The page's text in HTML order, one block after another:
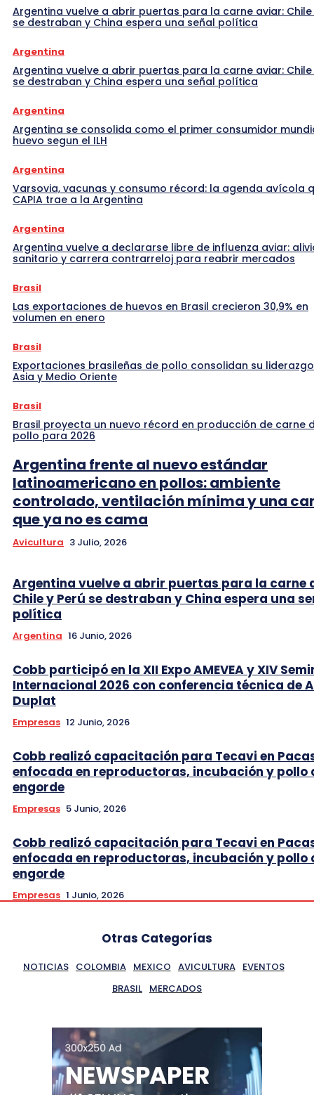
Argentina vuelve a abrir puertas para la carne aviar: Chile
se destraban y China espera una señal política
Argentina
Argentina vuelve a abrir puertas para la carne aviar: Chile
se destraban y China espera una señal política
Argentina
Argentina se consolida como el primer consumidor
huevo segun el ILH
Argentina
Varsovia, vacunas y consumo récord: la agenda avícola
CAPIA trae a la Argentina
Argentina
Argentina vuelve a declararse libre de influenza aviar:
sanitario y carrera contrarreloj para reabrir mercados
Brasil
Las exportaciones de huevos en Brasil crecieron 30,9% en
volumen en enero
Brasil
Exportaciones brasileñas de pollo consolidan su
Asia y Medio Oriente
Brasil
Brasil proyecta un nuevo récord en producción de carne
pollo para 2026
Argentina frente al nuevo estándar
latinoamericano en pollos: ambiente
controlado, ventilación mínima y una
que ya no es cama
Avicultura 3 Julio, 2026
Argentina vuelve a abrir puertas para la carne
Chile y Perú se destraban y China espera una
política
Argentina 16 Junio, 2026
Cobb participó en la XII Expo AMEVEA y XIV
Internacional 2026 con conferencia técnica de
Duplat
Empresas 12 Junio, 2026
Cobb realizó capacitación para Tecavi en
enfocada en reproductoras, incubación y pollo
engorde
Empresas 5 Junio, 2026
Cobb realizó capacitación para Tecavi en
enfocada en reproductoras, incubación y pollo
engorde
Empresas 1 Junio, 2026
Otras Categorías
NOTICIAS COLOMBIA MEXICO AVICULTURA
EVENTOS
BRASIL MERCADOS